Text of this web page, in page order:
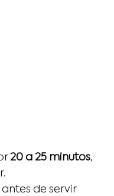
20 a 25 minutos,
de servir